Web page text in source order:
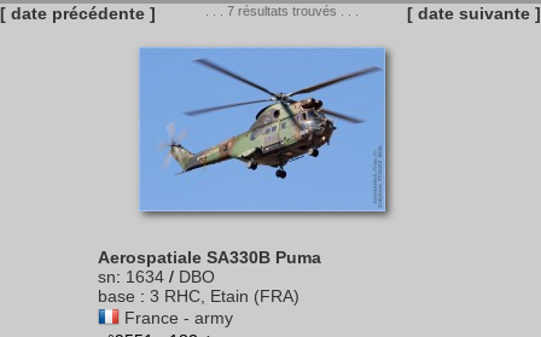
[ date précédente ] . . . 7 résultats trouvés . . . [ date suivante ]
Aerospatiale SA330B Puma
sn: 1634 / DBO
base : 3 RHC, Etain (FRA)
France - army